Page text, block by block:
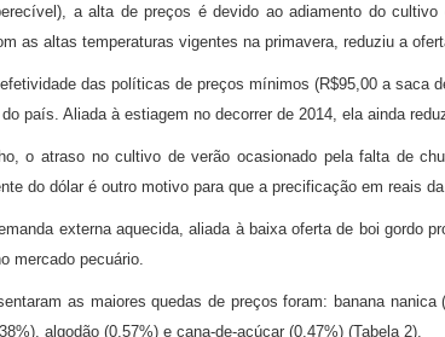
a alta de preços é devido ao adiamento do
as altas temperaturas vigentes na primavera, reduziu a
das políticas de preços mínimos (R$95,00 a saca
país. Aliada à estiagem no decorrer de 2014, ela ainda
o atraso no cultivo de verão ocasionado pela falta de
do dólar é outro motivo para que a precificação em reais da
externa aquecida, aliada à baixa oferta de boi gordo
mercado pecuário.
as maiores quedas de preços foram: banana
algodão (0,57%) e cana-de-açúcar (0,47%) (Tabela 2).